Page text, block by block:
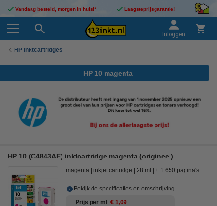
Vandaag besteld, morgen in huis!* Laagsteprijsgarantie!
Inloggen
HP Inktcartridges
HP 10 magenta
HP 10 (C4843AE) inktcartridge magenta (origineel)
magenta inkjet cartridge 28 ml ± 1.650 pagina's
Bekijk de specificaties en omschrijving
Prijs per ml € 1,09